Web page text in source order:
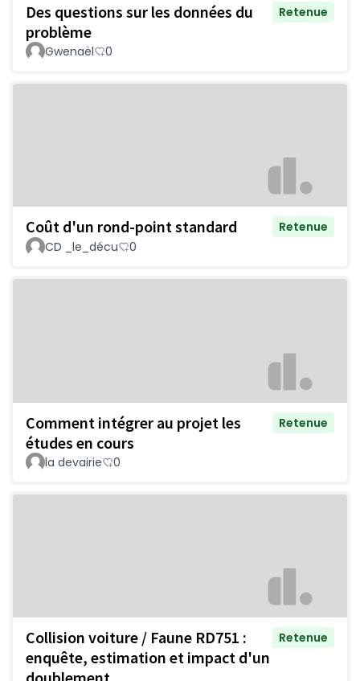
Des questions sur les données du
problème
Retenue
Gwenaël 0
Coût d'un rond-point standard
Retenue
CD _le_décu
0
Comment intégrer au projet les
études en cours
Retenue
la devairie 0
Collision voiture / Faune RD751 :
enquête, estimation et impact d'un
Retenue